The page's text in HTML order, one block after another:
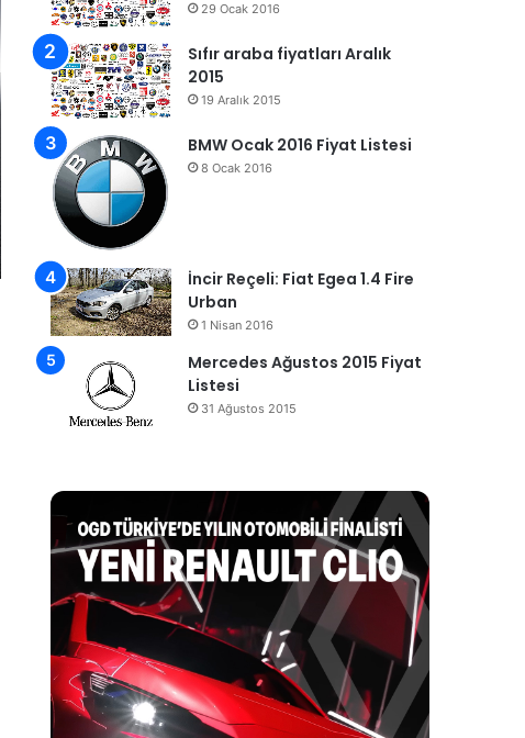
29 Ocak 2016
Sıfır araba fiyatları Aralık
2015
19 Aralık 2015
BMW Ocak 2016 Fiyat Listesi
8 Ocak 2016
İncir Reçeli: Fiat Egea 1.4 Fire
Urban
1 Nisan 2016
Mercedes Ağustos 2015 Fiyat
Listesi
31 Ağustos 2015